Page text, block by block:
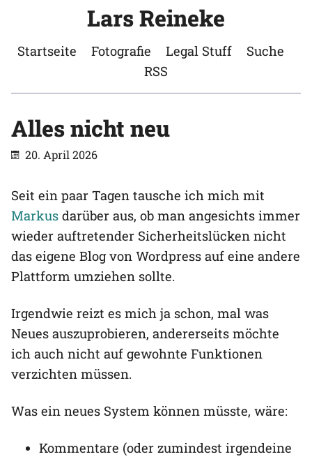
Lars Reineke
Startseite Fotografie Legal Stuff
Suche
RSS
Alles nicht neu
20. April 2026
Seit ein paar Tagen tausche ich mich mit
Markus darüber aus, ob man angesichts immer
wieder auftretender Sicherheitslücken nicht
das eigene Blog von Wordpress auf eine andere
Plattform umziehen sollte.
Irgendwie reizt es mich ja schon, mal was
Neues auszuprobieren, andererseits möchte
ich auch nicht auf gewohnte Funktionen
verzichten müssen.
Was ein neues System können müsste, wäre:
Kommentare (oder zumindest irgendeine